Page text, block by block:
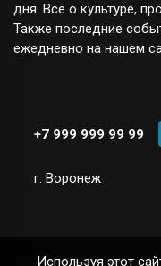
дня. Все о культуре,
Также последние
ежедневно на нашем
+7 999 999 99 99
г. Воронеж
Используя этот